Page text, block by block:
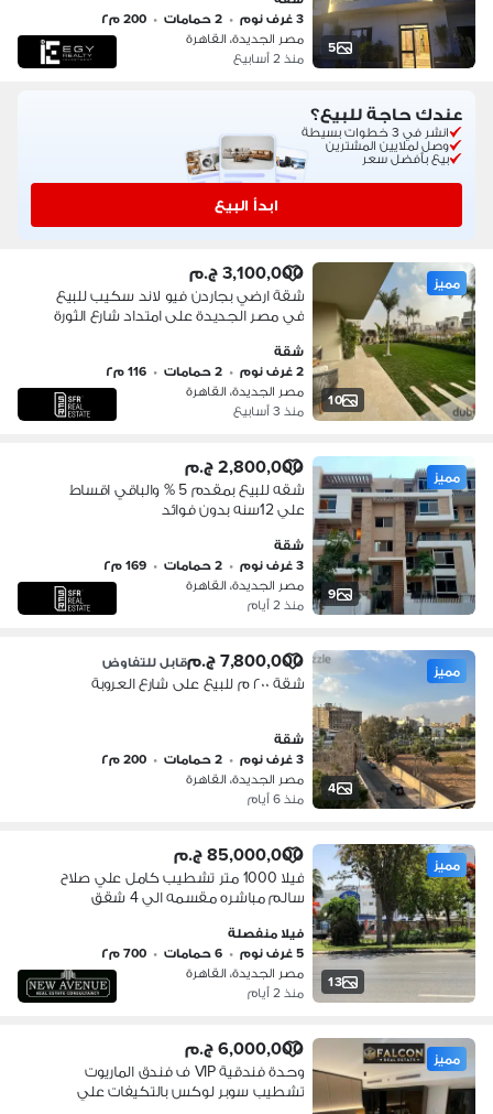
5
لوكيشن مميز امام المطار
3 غرف نوم
• 2 حمامات • 200 م٢
مصر الجديدة، القاهرة
منذ 2 أسابيع
عندك حاجة للبيع؟
انشر في 3 خطوات بسيطة
وصل لملايين المشترين
بيع بأفضل سعر
ابدأ البيع
10
مميز 3,100,000 ج.م
شقة ارضي بجاردن فيو لاند سكيب للبيع
في مصر الجديدة على امتداد شارع الثورة
القاهرة الدولي
شقة
2 غرف نوم
• 2 حمامات • 116 م٢
مصر الجديدة، القاهرة
منذ 3 أسابيع
9
مميز 2,800,000 ج.م
شقه للبيع بمقدم 5 % والباقي اقساط
علي 12سنه بدون فوائد
شقة
3 غرف نوم
• 2 حمامات • 169 م٢
مصر الجديدة، القاهرة
منذ 2 أيام
4
مميز 7,800,000 ج.م قابل للتفاوض
شقة ٢٠٠ م للبيع على شارع العروبة
شقة
3 غرف نوم
• 2 حمامات • 200 م٢
مصر الجديدة، القاهرة
منذ 6 أيام
13
مميز 85,000,000 ج.م
فيلا 1000 متر تشطيب كامل علي صلاح
سالم مباشره مقسمه الي 4 شقق
فيلا منفصلة
5 غرف نوم
• 6 حمامات • 700 م٢
مصر الجديدة، القاهرة
منذ 2 أيام
مميز 6,000,000 ج.م
وحدة فندقية VIP ف فندق الماريوت
تشطيب سوبر لوكس بالتكيفات علي